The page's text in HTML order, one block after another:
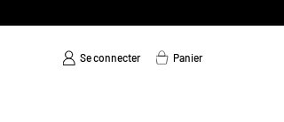
Se connecter Panier